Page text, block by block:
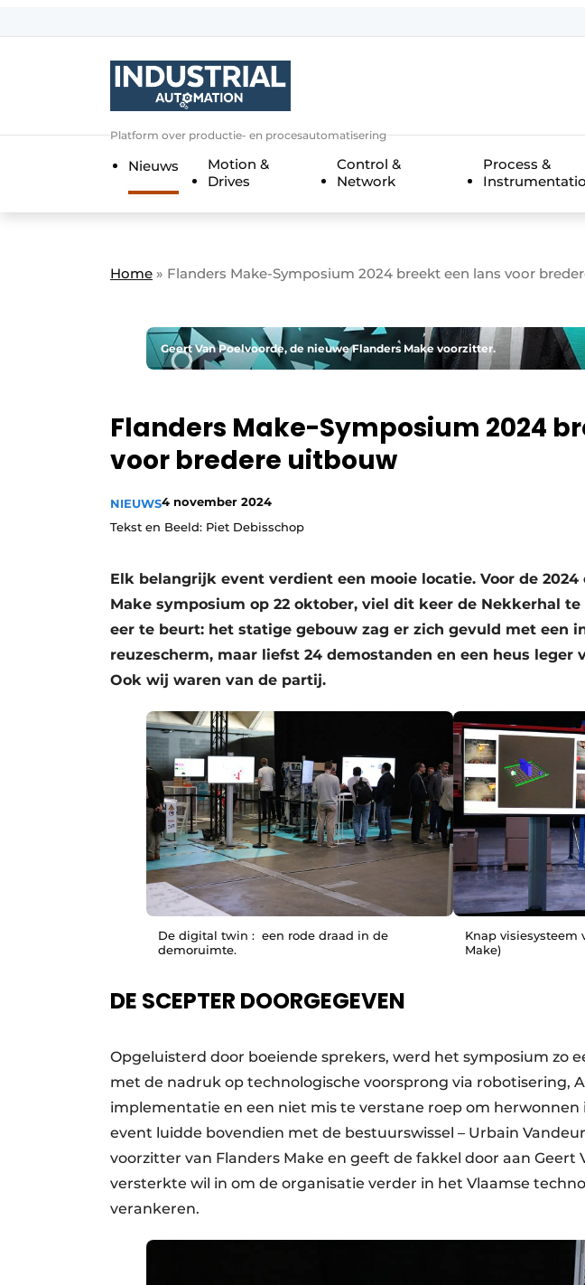
Algemene voorwaarden
Contact
Direct contact
Evenement aanmelden
Meest gelezen
Nieuwsbrief
Privacy / Cookie statement
Vacature aanmelden
Platform over productie- en procesautomatisering
Nieuws
Motion &
Drives
Control &
Network
Process &
Home » Flanders Make-Symposium 2024 breekt een lans voor
Geert Van Poelvoorde, de nieuwe Flanders Make voorzitter.
Flanders Make-Symposium 2024
voor bredere uitbouw
NIEUWS4 november 2024
Tekst en Beeld: Piet Debisschop
Elk belangrijk event verdient een mooie locatie. Voor de
Make symposium op 22 oktober, viel dit keer de Nekkerhal
eer te beurt: het statige gebouw zag er zich gevuld met een
reuzescherm, maar liefst 24 demostanden en een heus leger
Ook wij waren van de partij.
De digital twin : een rode draad in de
demoruimte.
Knap visiesysteem
Make)
DE SCEPTER DOORGEGEVEN
Opgeluisterd door boeiende sprekers, werd het symposium zo
met de nadruk op technologische voorsprong via robotisering,
implementatie en een niet mis te verstane roep om
event luidde bovendien met de bestuurswissel – Urbain
voorzitter van Flanders Make en geeft de fakkel door aan Geert
versterkte wil in om de organisatie verder in het Vlaamse
verankeren.